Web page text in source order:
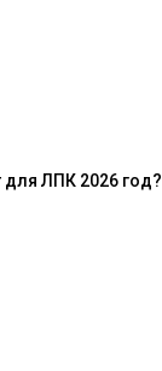
для ЛПК 2026 год?